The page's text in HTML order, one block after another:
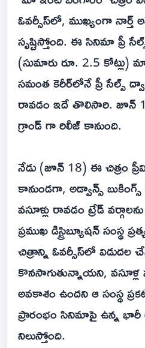
ఓవర్సీస్‌లో, ముఖ్యంగా
సృష్టిస్తోంది. ఈ సినిమా ప్రీ
(సుమారు రూ. 2.5 కోట్లు)
సమంత కెరీర్‌లోనే ప్రీ సేల్స్
రావడం ఇదే తొలిసారి. జూన్
గ్రాండ్ గా రిలీజ్ కానుంది.
నేడు (జూన్ 18) ఈ చిత్రం
కానుండగా, అడ్వాన్స్
వసూళ్లు రావడం ట్రేడ్
ప్రముఖ డిస్ట్రిబ్యూషన్ సంస్థ
చిత్రాన్ని ఓవర్సీస్‌లో విడుదల
కొనసాగుతున్నాయని,
అవకాశం ఉందని ఆ సంస్థ
ప్రారంభం సినిమాపై ఉన్న భారీ
నిలుస్తోంది.